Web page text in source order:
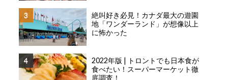
絶叫好き必見！カナダ最大の遊園
地「ワンダーランド」が想像以上
に怖かった
2022年版 | トロントでも日本食が
食べたい！スーパーマーケット徹
底調査！